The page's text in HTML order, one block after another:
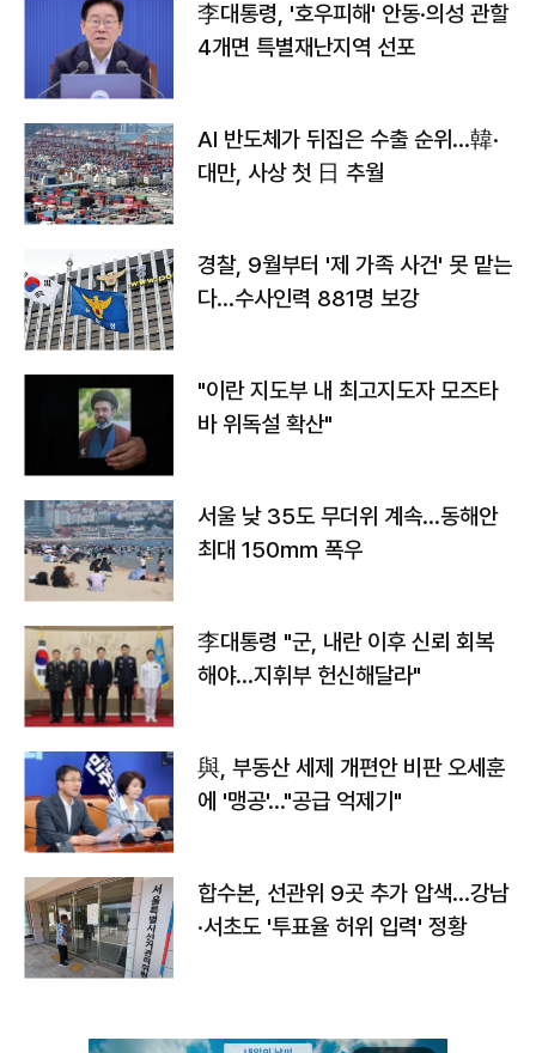
李대통령, '호우피해' 안동·의성 관할
4개면 특별재난지역 선포
AI 반도체가 뒤집은 수출 순위…韓·
대만, 사상 첫 日 추월
경찰, 9월부터 '제 가족 사건' 못 맡는
다…수사인력 881명 보강
"이란 지도부 내 최고지도자 모즈타
바 위독설 확산"
서울 낮 35도 무더위 계속…동해안
최대 150㎜ 폭우
李대통령 "군, 내란 이후 신뢰 회복
해야…지휘부 헌신해달라"
與, 부동산 세제 개편안 비판 오세훈
에 '맹공'…"공급 억제기"
합수본, 선관위 9곳 추가 압색…강남
·서초도 '투표율 허위 입력' 정황